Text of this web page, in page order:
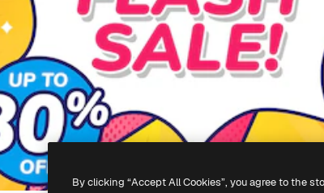
By clicking “Accept All Cookies”, you agree to the